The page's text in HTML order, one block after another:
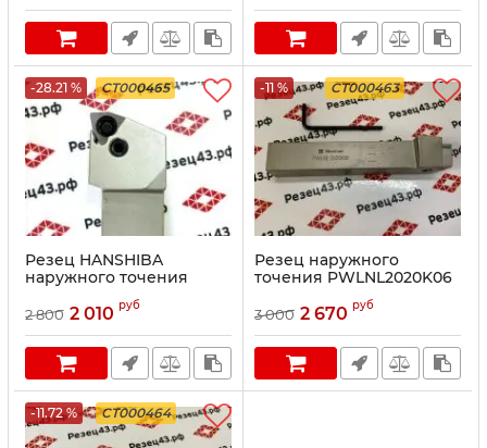
-28.21 % CT000465
Резец HANSHIBA
наружного точения
PWLNR2020K06
2 800 2 010 руб
-11 % CT000463
Резец наружного
точения PWLNL2020K06
3 000 2 670 руб
-11.72 % CT000464